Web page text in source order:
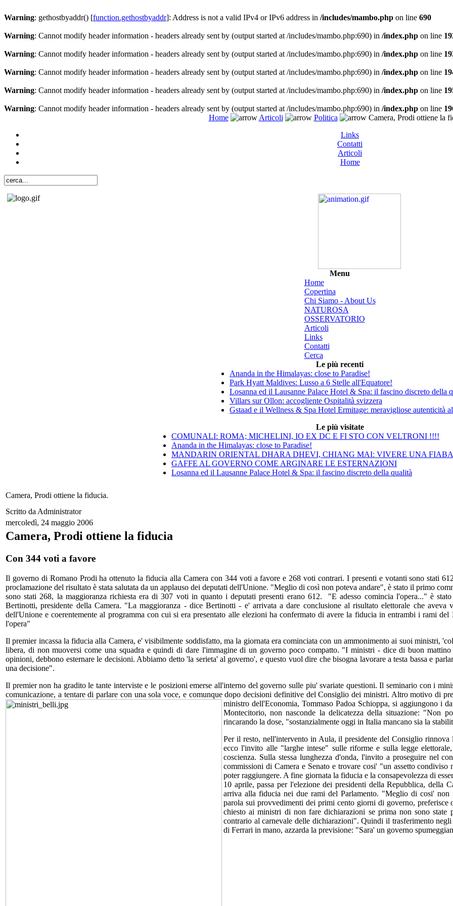
Warning: gethostbyaddr() [function.gethostbyaddr]: Address is not a valid IPv4 or IPv6 address in /includes/mambo.php on line 690
Warning: Cannot modify header information - headers already sent by (output started at /includes/mambo.php:690) in /index.php on line
Warning: Cannot modify header information - headers already sent by (output started at /includes/mambo.php:690) in /index.php on line
Warning: Cannot modify header information - headers already sent by (output started at /includes/mambo.php:690) in /index.php on line
Warning: Cannot modify header information - headers already sent by (output started at /includes/mambo.php:690) in /index.php on line
Warning: Cannot modify header information - headers already sent by (output started at /includes/mambo.php:690) in /index.php on line
Home
Articoli Politica
Camera, Prodi ottiene la
Links
Contatti
Articoli
Home
Menu
Home
Copertina
Chi Siamo - About Us
NATUROSA
OSSERVATORIO
Articoli
Links
Contatti
Cerca
Le più recenti
Ananda in the Himalayas: close to Paradise!
Park Hyatt Maldives: Lusso a 6 Stelle all'Equatore!
Losanna ed il Lausanne Palace Hotel & Spa: il fascino discreto della
Villars sur Ollon: accogliente Ospitalità svizzera
Gstaad e il Wellness & Spa Hotel Ermitage: meravigliose autenticità
Le più visitate
COMUNALI: ROMA; MICHELINI, IO EX DC E FI STO CON VELTRONI !!!!
Ananda in the Himalayas: close to Paradise!
MANDARIN ORIENTAL DHARA DHEVI, CHIANG MAI: VIVERE UNA
GAFFE AL GOVERNO COME ARGINARE LE ESTERNAZIONI
Losanna ed il Lausanne Palace Hotel & Spa: il fascino discreto della qualità
Camera, Prodi ottiene la fiducia.
Scritto da Administrator
mercoledì, 24 maggio 2006
Camera, Prodi ottiene la fiducia
Con 344 voti a favore
Il governo di Romano Prodi ha ottenuto la fiducia alla Camera con 344 voti a favore e 268 voti contrari. I presenti e votanti sono stati
proclamazione del risultato è stata salutata da un applauso dei deputati dell'Unione. "Meglio di così non poteva andare", è stato il primo
sono stati 268, la maggioranza richiesta era di 307 voti in quanto i deputati presenti erano 612. "E adesso comincia l'opera..." è
Bertinotti, presidente della Camera. "La maggioranza - dice Bertinotti - e' arrivata a dare conclusione al risultato elettorale che aveva
dell'Unione e coerentemente al programma con cui si era presentato alle elezioni ha confermato di avere la fiducia in entrambi i rami del
l'opera"
Il premier incassa la fiducia alla Camera, e' visibilmente soddisfatto, ma la giornata era cominciata con un ammonimento ai suoi ministri,
libera, di non muoversi come una squadra e quindi di dare l'immagine di un governo poco compatto. "I ministri - dice di buon mattino
opinioni, debbono esternare le decisioni. Abbiamo detto 'la serieta' al governo', e questo vuol dire che bisogna lavorare a testa bassa e
una decisione".
Il premier non ha gradito le tante interviste e le posizioni emerse all'interno del governo sulle piu' svariate questioni. Il seminario con i
comunicazione, a tentare di parlare con una sola voce, e comunque dopo decisioni definitive del Consiglio dei ministri. Altro motivo di
ministro dell'Economia, Tommaso Padoa Schioppa, si aggiungono i
Montecitorio, non nasconde la delicatezza della situazione: "Non
rincarando la dose, "sostanzialmente oggi in Italia mancano sia la
Per il resto, nell'intervento in Aula, il presidente del Consiglio
ecco l'invito alle "larghe intese" sulle riforme e sulla legge
coscienza. Sulla stessa lunghezza d'onda, l'invito a proseguire nel
commissioni di Camera e Senato e trovare cosi' "un assetto
poter raggiungere. A fine giornata la fiducia e la consapevolezza di
10 aprile, passa per l'elezione dei presidenti della Repubblica, della
arriva alla fiducia nei due rami del Parlamento. "Meglio di cosi' non
parola sui provvedimenti dei primi cento giorni di governo,
chiesto ai ministri di non fare dichiarazioni se prima non sono
contrario al carnevale delle dichiarazioni". Quindi il trasferimento
di Ferrari in mano, azzarda la previsione: "Sara' un governo